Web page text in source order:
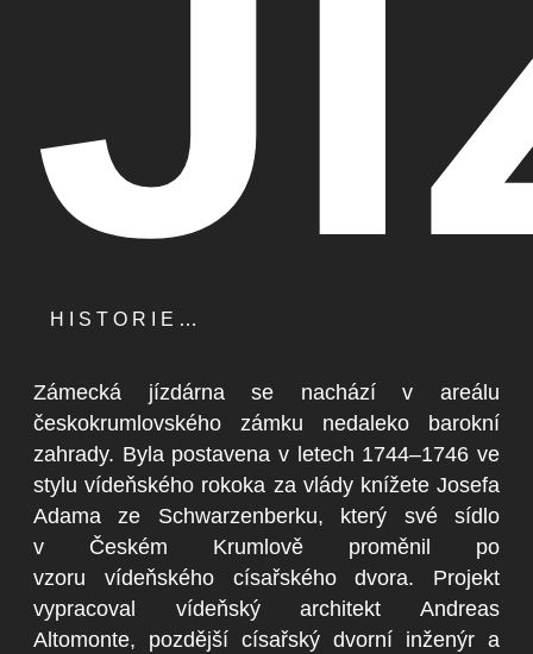
HISTORIE…
Zámecká jízdárna se nachází v areálu
českokrumlovského zámku nedaleko barokní
zahrady. Byla postavena v letech 1744–1746 ve
stylu vídeňského rokoka za vlády knížete Josefa
Adama ze Schwarzenberku, který své sídlo
v Českém Krumlově proměnil po
vzoru vídeňského císařského dvora. Projekt
vypracoval vídeňský architekt Andreas
Altomonte, pozdější císařský dvorní inženýr a